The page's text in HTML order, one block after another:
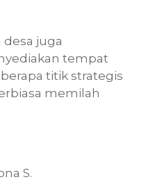
juga
tempat
titik strategis
memilah
S.